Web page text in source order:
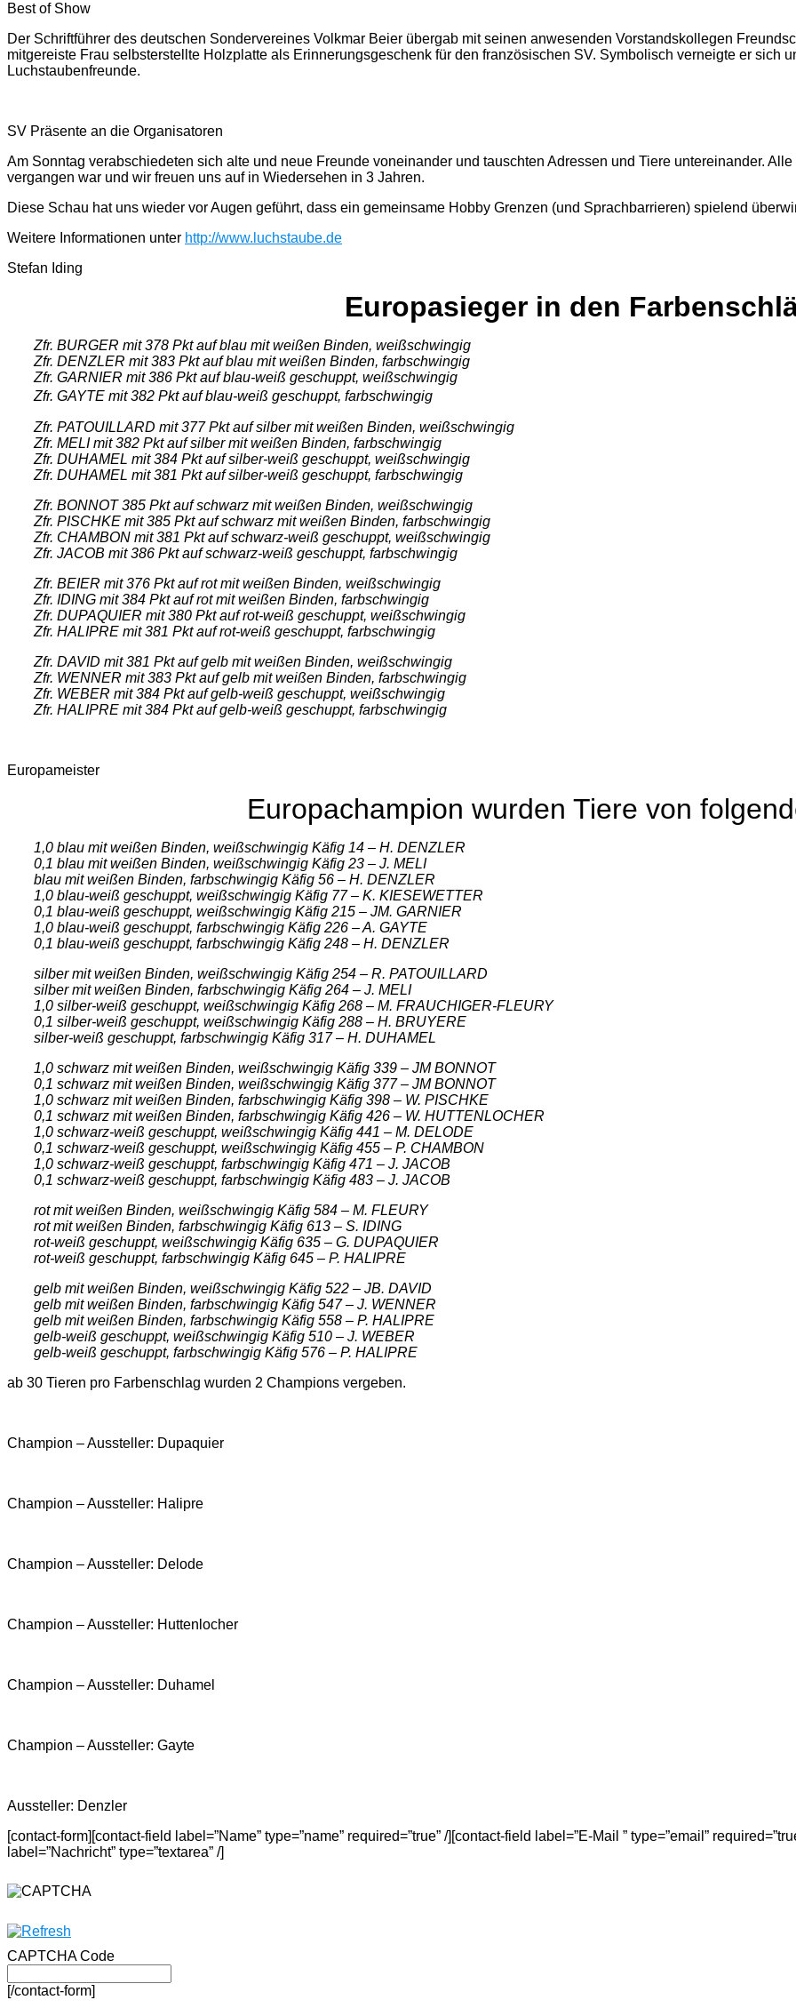
Best of Show
Der Schriftführer des deutschen Sondervereines Volkmar Beier übergab mit seinen anwesenden Vorstandskollegen
mitgereiste Frau selbsterstellte Holzplatte als Erinnerungsgeschenk für den französischen SV. Symbolisch verneigte er sich
Luchstaubenfreunde.
SV Präsente an die Organisatoren
Am Sonntag verabschiedeten sich alte und neue Freunde voneinander und tauschten Adressen und Tiere untereinander.
vergangen war und wir freuen uns auf in Wiedersehen in 3 Jahren.
Diese Schau hat uns wieder vor Augen geführt, dass ein gemeinsame Hobby Grenzen (und Sprachbarrieren) spielend
Weitere Informationen unter http://www.luchstaube.de
Stefan Iding
Europasieger in den
Zfr. BURGER mit 378 Pkt auf blau mit weißen Binden, weißschwingig
Zfr. DENZLER mit 383 Pkt auf blau mit weißen Binden, farbschwingig
Zfr. GARNIER mit 386 Pkt auf blau-weiß geschuppt, weißschwingig
Zfr. GAYTE mit 382 Pkt auf blau-weiß geschuppt, farbschwingig
Zfr. PATOUILLARD mit 377 Pkt auf silber mit weißen Binden, weißschwingig
Zfr. MELI mit 382 Pkt auf silber mit weißen Binden, farbschwingig
Zfr. DUHAMEL mit 384 Pkt auf silber-weiß geschuppt, weißschwingig
Zfr. DUHAMEL mit 381 Pkt auf silber-weiß geschuppt, farbschwingig
Zfr. BONNOT 385 Pkt auf schwarz mit weißen Binden, weißschwingig
Zfr. PISCHKE mit 385 Pkt auf schwarz mit weißen Binden, farbschwingig
Zfr. CHAMBON mit 381 Pkt auf schwarz-weiß geschuppt, weißschwingig
Zfr. JACOB mit 386 Pkt auf schwarz-weiß geschuppt, farbschwingig
Zfr. BEIER mit 376 Pkt auf rot mit weißen Binden, weißschwingig
Zfr. IDING mit 384 Pkt auf rot mit weißen Binden, farbschwingig
Zfr. DUPAQUIER mit 380 Pkt auf rot-weiß geschuppt, weißschwingig
Zfr. HALIPRE mit 381 Pkt auf rot-weiß geschuppt, farbschwingig
Zfr. DAVID mit 381 Pkt auf gelb mit weißen Binden, weißschwingig
Zfr. WENNER mit 383 Pkt auf gelb mit weißen Binden, farbschwingig
Zfr. WEBER mit 384 Pkt auf gelb-weiß geschuppt, weißschwingig
Zfr. HALIPRE mit 384 Pkt auf gelb-weiß geschuppt, farbschwingig
Europameister
Europachampion wurden Tiere von
1,0 blau mit weißen Binden, weißschwingig Käfig 14 – H. DENZLER
0,1 blau mit weißen Binden, weißschwingig Käfig 23 – J. MELI
blau mit weißen Binden, farbschwingig Käfig 56 – H. DENZLER
1,0 blau-weiß geschuppt, weißschwingig Käfig 77 – K. KIESEWETTER
0,1 blau-weiß geschuppt, weißschwingig Käfig 215 – JM. GARNIER
1,0 blau-weiß geschuppt, farbschwingig Käfig 226 – A. GAYTE
0,1 blau-weiß geschuppt, farbschwingig Käfig 248 – H. DENZLER
silber mit weißen Binden, weißschwingig Käfig 254 – R. PATOUILLARD
silber mit weißen Binden, farbschwingig Käfig 264 – J. MELI
1,0 silber-weiß geschuppt, weißschwingig Käfig 268 – M. FRAUCHIGER-FLEURY
0,1 silber-weiß geschuppt, weißschwingig Käfig 288 – H. BRUYERE
silber-weiß geschuppt, farbschwingig Käfig 317 – H. DUHAMEL
1,0 schwarz mit weißen Binden, weißschwingig Käfig 339 – JM BONNOT
0,1 schwarz mit weißen Binden, weißschwingig Käfig 377 – JM BONNOT
1,0 schwarz mit weißen Binden, farbschwingig Käfig 398 – W. PISCHKE
0,1 schwarz mit weißen Binden, farbschwingig Käfig 426 – W. HUTTENLOCHER
1,0 schwarz-weiß geschuppt, weißschwingig Käfig 441 – M. DELODE
0,1 schwarz-weiß geschuppt, weißschwingig Käfig 455 – P. CHAMBON
1,0 schwarz-weiß geschuppt, farbschwingig Käfig 471 – J. JACOB
0,1 schwarz-weiß geschuppt, farbschwingig Käfig 483 – J. JACOB
rot mit weißen Binden, weißschwingig Käfig 584 – M. FLEURY
rot mit weißen Binden, farbschwingig Käfig 613 – S. IDING
rot-weiß geschuppt, weißschwingig Käfig 635 – G. DUPAQUIER
rot-weiß geschuppt, farbschwingig Käfig 645 – P. HALIPRE
gelb mit weißen Binden, weißschwingig Käfig 522 – JB. DAVID
gelb mit weißen Binden, farbschwingig Käfig 547 – J. WENNER
gelb mit weißen Binden, farbschwingig Käfig 558 – P. HALIPRE
gelb-weiß geschuppt, weißschwingig Käfig 510 – J. WEBER
gelb-weiß geschuppt, farbschwingig Käfig 576 – P. HALIPRE
ab 30 Tieren pro Farbenschlag wurden 2 Champions vergeben.
Champion – Aussteller: Dupaquier
Champion – Aussteller: Halipre
Champion – Aussteller: Delode
Champion – Aussteller: Huttenlocher
Champion – Aussteller: Duhamel
Champion – Aussteller: Gayte
Aussteller: Denzler
[contact-form][contact-field label=”Name” type=”name” required=”true” /][contact-field label=”E-Mail ” type=”email”
label=”Nachricht” type=”textarea” /]
CAPTCHA Code
[/contact-form]